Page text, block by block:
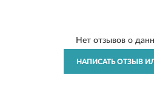
Нет отзывов о
НАПИСАТЬ ОТЗЫВ